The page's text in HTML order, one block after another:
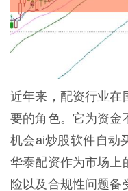
近年来，配资行业在
要的角色。它为资金
机会ai炒股软件自动
华泰配资作为市场上
险以及合规性问题